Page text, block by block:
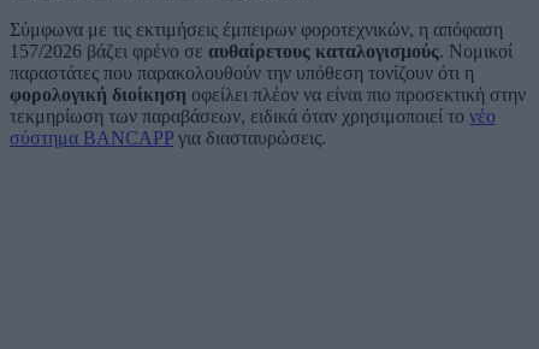
Σύμφωνα με τις εκτιμήσεις έμπειρων φοροτεχνικών, η απόφαση
157/2026 βάζει φρένο σε αυθαίρετους καταλογισμούς. Νομικοί
παραστάτες που παρακολουθούν την υπόθεση τονίζουν ότι η
φορολογική διοίκηση οφείλει πλέον να είναι πιο προσεκτική στην
τεκμηρίωση των παραβάσεων, ειδικά όταν χρησιμοποιεί το νέο
σύστημα BANCAPP για διασταυρώσεις.